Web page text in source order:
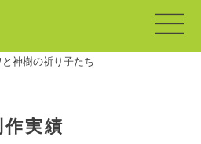
と神樹の祈り子たち
作実績